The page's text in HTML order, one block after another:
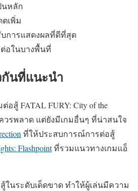
นหลัก
เพิ่ม
การแสดงผลที่ดีที่สุด
อในบางพื้นที่
กันที่แนะนำ
สู้ FATAL FURY: City of the
วรพลาด แต่ยังมีเกมอื่นๆ ที่น่าสนใจ
ที่ให้ประสบการณ์การต่อสู้
Flashpointที่รวมแนวทางเกมแอ็
ในระดับเด็ดขาด ทำให้ผู้เล่นมีความ